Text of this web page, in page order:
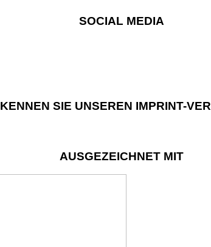
SOCIAL MEDIA
KENNEN SIE UNSEREN IMPRINT-
AUSGEZEICHNET MIT